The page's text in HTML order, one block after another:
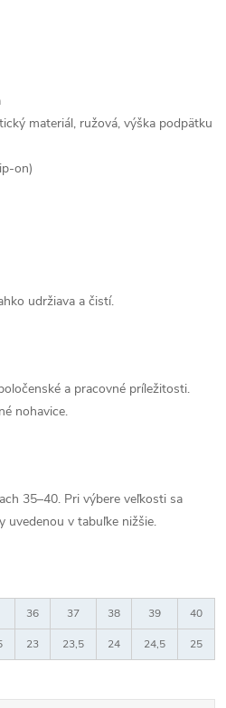
materiál, ružová, výška podpätku
on)
udržiava a čistí.
a pracovné príležitosti.
nohavice.
35–40. Pri výbere veľkosti sa
uvedenou v tabuľke nižšie.
36 37 38 39 40
23 23,5 24 24,5 25